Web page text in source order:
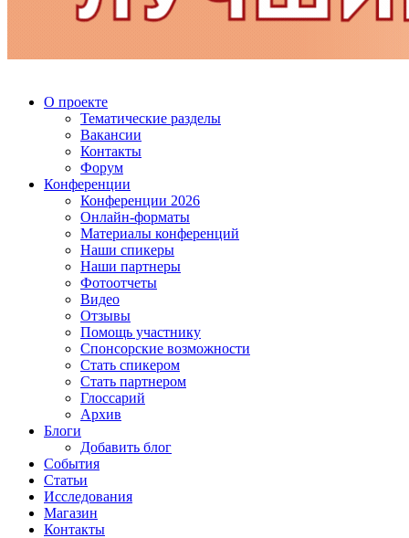
О проекте
Тематические разделы
Вакансии
Контакты
Форум
Конференции
Конференции 2026
Онлайн-форматы
Материалы конференций
Наши спикеры
Наши партнеры
Фотоотчеты
Видео
Отзывы
Помощь участнику
Спонсорские возможности
Стать спикером
Стать партнером
Глоссарий
Архив
Блоги
Добавить блог
События
Статьи
Исследования
Магазин
Контакты